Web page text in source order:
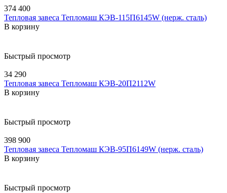
374 400
Тепловая завеса Тепломаш КЭВ-115П6145W (нерж. сталь)
В корзину
Быстрый просмотр
34 290
Тепловая завеса Тепломаш КЭВ-20П2112W
В корзину
Быстрый просмотр
398 900
Тепловая завеса Тепломаш КЭВ-95П6149W (нерж. сталь)
В корзину
Быстрый просмотр